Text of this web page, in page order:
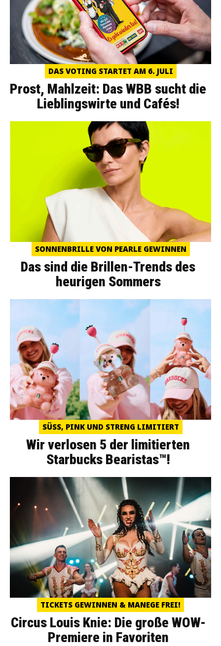
DAS VOTING STARTET AM 6. JULI
Prost, Mahlzeit: Das WBB sucht die
Lieblingswirte und Cafés!
SONNENBRILLE VON PEARLE GEWINNEN
Das sind die Brillen-Trends des
heurigen Sommers
SÜSS, PINK UND STRENG LIMITIERT
Wir verlosen 5 der limitierten
Starbucks Bearistas™!
TICKETS GEWINNEN & MANEGE FREI!
Circus Louis Knie: Die große WOW-
Premiere in Favoriten